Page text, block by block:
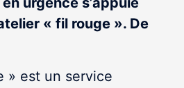
« fil rouge ». De
» est un service